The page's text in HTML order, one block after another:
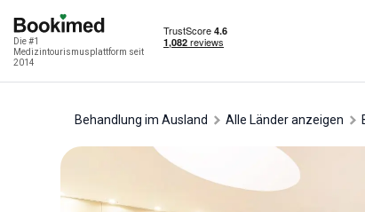
Die #1
Medizintourismusplattform seit
2014
Behandlung im Ausland Alle Länder anzeigen